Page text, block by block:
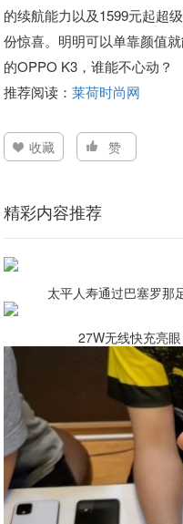
的续航能力以及1599元起超
份惊喜。明明可以单靠颜值
的OPPO K3，谁能不心动？
推荐阅读：莱荷时尚网
收藏 赞
精彩内容推荐
太平人寿通过巴塞罗那
27W无线快充亮